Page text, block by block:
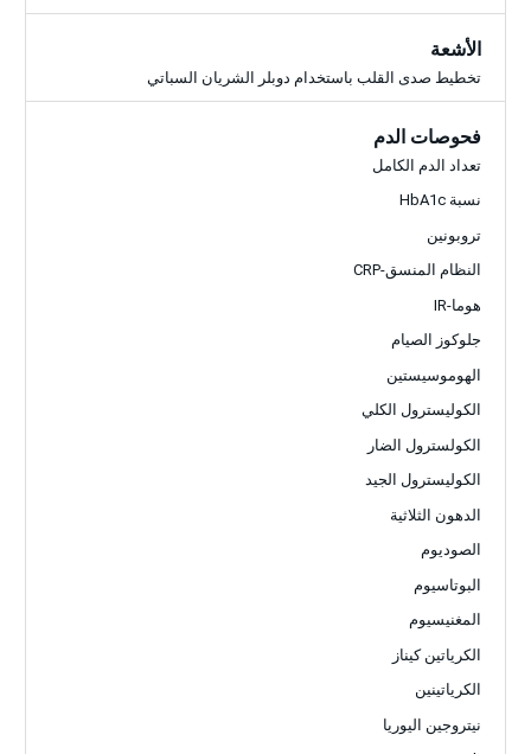
الأشعة
تخطيط صدى القلب باستخدام دوبلر الشريان السباتي
فحوصات الدم
تعداد الدم الكامل
نسبة HbA1c
تروبونين
النظام المنسق-CRP
هوما-IR
جلوكوز الصيام
الهوموسيستين
الكوليسترول الكلي
الكولسترول الضار
الكوليسترول الجيد
الدهون الثلاثية
الصوديوم
البوتاسيوم
المغنيسيوم
الكرياتين كيناز
الكرياتينين
نيتروجين اليوريا